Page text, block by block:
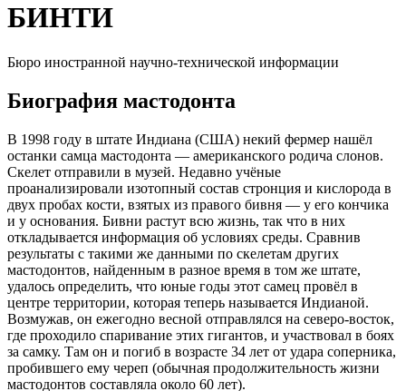
БИНТИ
Бюро иностранной научно-технической информации
Биография мастодонта
В 1998 году в штате Индиана (США) некий фермер нашёл
останки самца мастодонта — американского родича слонов.
Скелет отправили в музей. Недавно учёные
проанализировали изотопный состав стронция и кислорода в
двух пробах кости, взятых из правого бивня — у его кончика
и у основания. Бивни растут всю жизнь, так что в них
откладывается информация об условиях среды. Сравнив
результаты с такими же данными по скелетам других
мастодонтов, найденным в разное время в том же штате,
удалось определить, что юные годы этот самец провёл в
центре территории, которая теперь называется Индианой.
Возмужав, он ежегодно весной отправлялся на северо-восток,
где проходило спаривание этих гигантов, и участвовал в боях
за самку. Там он и погиб в возрасте 34 лет от удара соперника,
пробившего ему череп (обычная продолжительность жизни
мастодонтов составляла около 60 лет).